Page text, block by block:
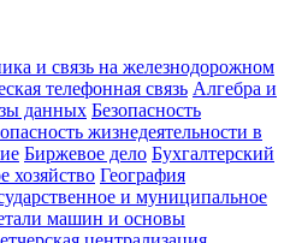
и связь на железнодорожном
телефонная связь Алгебра и
данных Безопасность
жизнедеятельности в
Биржевое дело Бухгалтерский
хозяйство География
и муниципальное
машин и основы